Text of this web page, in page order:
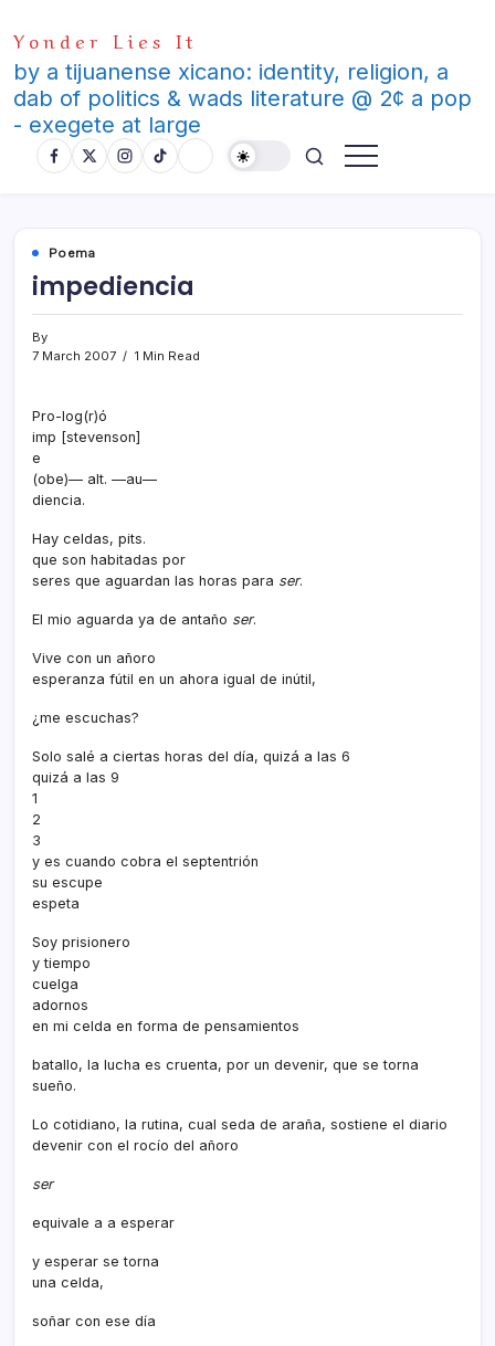
to
content
Yonder Lies It
by a tijuanense xicano: identity, religion, a
dab of politics & wads literature @ 2¢ a pop
- exegete at large
Poema
impediencia
By
7 March 2007
1 Min Read
Pro-log(r)ó
imp [stevenson]
e
(obe)— alt. —au—
diencia.
Hay celdas, pits.
que son habitadas por
seres que aguardan las horas para ser.
El mio aguarda ya de antaño ser.
Vive con un añoro
esperanza fútil en un ahora igual de inútil,
¿me escuchas?
Solo salé a ciertas horas del dí­a, quizá a las 6
quizá a las 9
1
2
3
y es cuando cobra el septentrión
su escupe
espeta
Soy prisionero
y tiempo
cuelga
adornos
en mi celda en forma de pensamientos
batallo, la lucha es cruenta, por un devenir, que se torna
sueño.
Lo cotidiano, la rutina, cual seda de araña, sostiene el diario
devenir con el rocí­o del añoro
ser
equivale a a esperar
y esperar se torna
una celda,
soñar con ese dí­a